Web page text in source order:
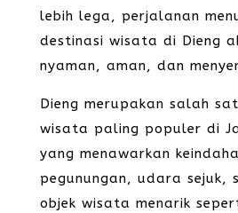
lebih lega, perjalanan
destinasi wisata di Dieng
nyaman, aman, dan
Dieng merupakan salah
wisata paling populer di
yang menawarkan
pegunungan, udara sejuk,
objek wisata menarik